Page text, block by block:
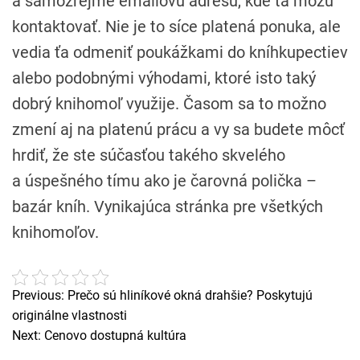
kontaktovať. Nie je to síce platená ponuka, ale
vedia ťa odmeniť poukážkami do kníhkupectiev
alebo podobnými výhodami, ktoré isto taký
dobrý knihomoľ využije. Časom sa to možno
zmení aj na platenú prácu a vy sa budete môcť
hrdiť, že ste súčasťou takého skvelého
a úspešného tímu ako je čarovná polička –
bazár kníh. Vynikajúca stránka pre všetkých
knihomoľov.
N
a
Previous: Prečo sú hliníkové okná drahšie? Poskytujú
originálne vlastnosti
Next: Cenovo dostupná kultúra